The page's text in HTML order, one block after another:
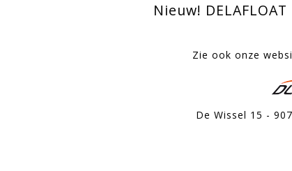
Nieuw!
Zie ook onze
De Wissel 15 -